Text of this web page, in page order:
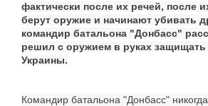
фактически после их речей, после
берут оружие и начинают убивать
командир батальона "Донбасс"
решил с оружием в руках защищать
Украины.
Командир батальона "Донбасс"